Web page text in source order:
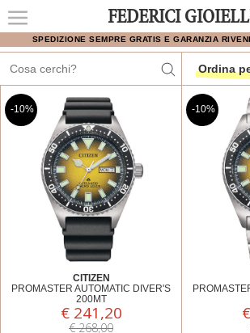
FEDERICI
SPEDIZIONE SEMPRE GRATIS E GARANZIA
Ordina
-10%
CITIZEN
PROMASTER AUTOMATIC DIVER'S
200MT
NY0120-01X
€ 241,20
€ 268,00
-10%